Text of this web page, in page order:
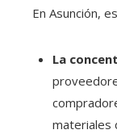
En Asunción,
La
materiales